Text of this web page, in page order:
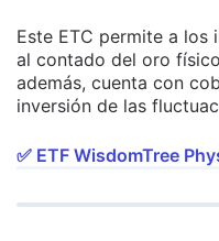
Este ETC permite a los
al contado del oro
además, cuenta con
inversión de las
✅​ ETF WisdomTree